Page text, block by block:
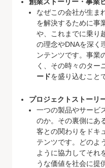
なぜこの会社が生ま
を解決するために事
や、これまでに乗り
の理念やDNAを深く
ンテンツです。事業
く、その時々のター
ードを盛り込むこと
プロジェクトストーリ
一つの製品やサービ
のか。その裏側にあ
客との関わりをドキ
テンツです。どのよ
ように協力してそれ
うな価値を社会に提